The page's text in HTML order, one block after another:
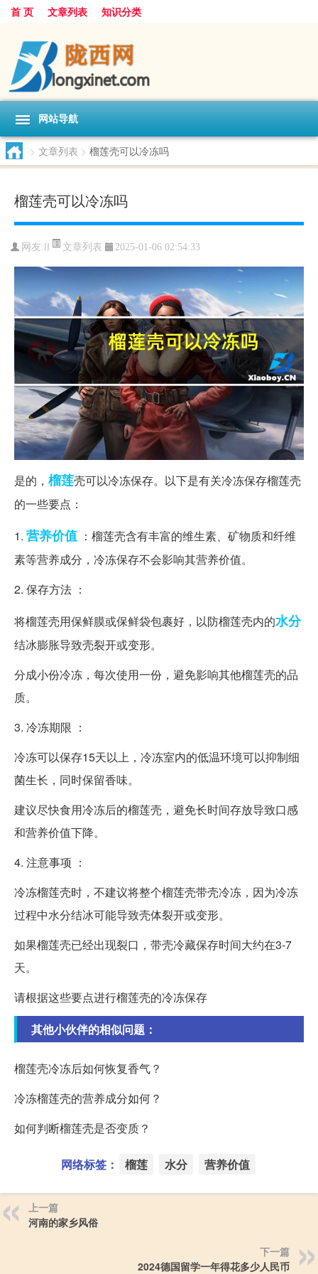
首 页 文章列表 知识分类
网站导航
> 文章列表 > 榴莲壳可以冷冻吗
榴莲壳可以冷冻吗
网友: 文章列表 2025-01-06 02:54:33
是的， 榴莲壳可以冷冻保存。以下是有关冷冻保存榴莲壳
的一些要点：
1. 营养价值 ：榴莲壳含有丰富的维生素、矿物质和纤维
素等营养成分，冷冻保存不会影响其营养价值。
2. 保存方法 ：
将榴莲壳用保鲜膜或保鲜袋包裹好，以防榴莲壳内的水分
结冰膨胀导致壳裂开或变形。
分成小份冷冻，每次使用一份，避免影响其他榴莲壳的品
质。
3. 冷冻期限 ：
冷冻可以保存15天以上，冷冻室内的低温环境可以抑制细
菌生长，同时保留香味。
建议尽快食用冷冻后的榴莲壳，避免长时间存放导致口感
和营养价值下降。
4. 注意事项 ：
冷冻榴莲壳时，不建议将整个榴莲壳带壳冷冻，因为冷冻
过程中水分结冰可能导致壳体裂开或变形。
如果榴莲壳已经出现裂口，带壳冷藏保存时间大约在3-7
天。
请根据这些要点进行榴莲壳的冷冻保存
其他小伙伴的相似问题：
榴莲壳冷冻后如何恢复香气？
冷冻榴莲壳的营养成分如何？
如何判断榴莲壳是否变质？
网络标签： 榴莲 水分 营养价值
上一篇
河南的家乡风俗
下一篇
2024德国留学一年得花多少人民币